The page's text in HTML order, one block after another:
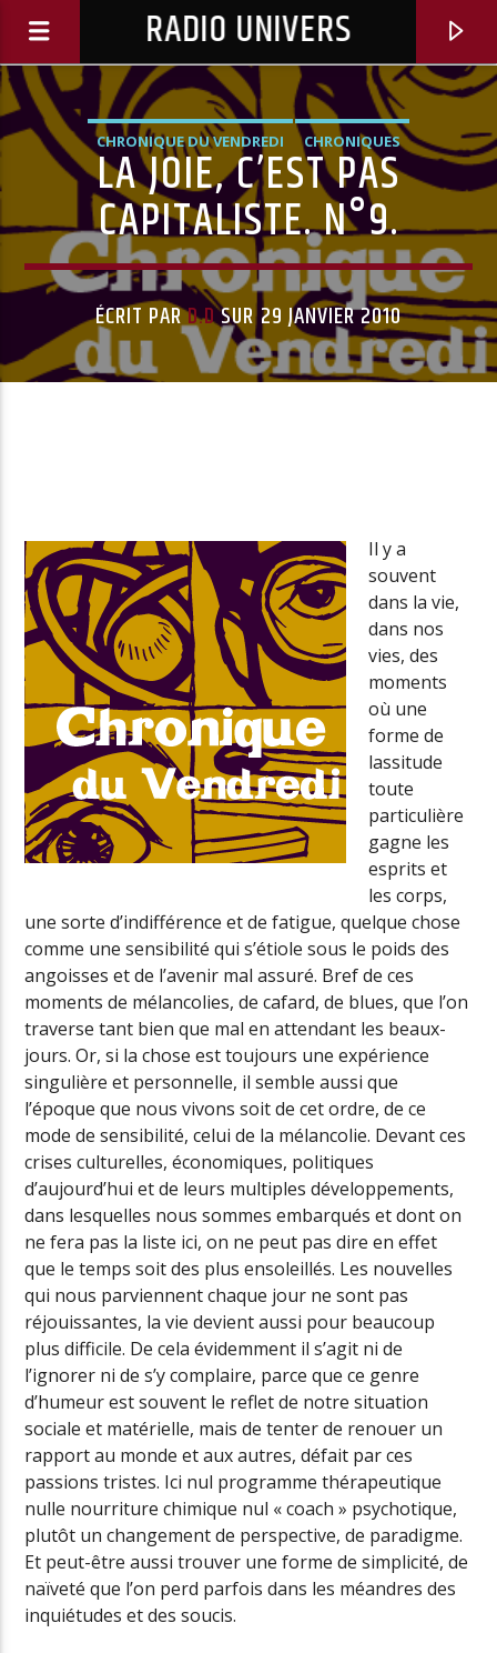
RADIO UNIVERS
Radio Univers
CHRONIQUE DU VENDREDI CHRONIQUES
LA JOIE, C’EST PAS
CAPITALISTE. N°9.
ÉCRIT PARD.DSUR 29 JANVIER 2010
Il y a
souvent
dans la vie,
dans nos
vies, des
moments
où une
forme de
lassitude
toute
particulière
gagne les
esprits et
les corps,
une sorte d’indifférence et de fatigue, quelque chose
comme une sensibilité qui s’étiole sous le poids des
angoisses et de l’avenir mal assuré. Bref de ces
moments de mélancolies, de cafard, de blues, que l’on
traverse tant bien que mal en attendant les beaux-
jours. Or, si la chose est toujours une expérience
singulière et personnelle, il semble aussi que
l’époque que nous vivons soit de cet ordre, de ce
mode de sensibilité, celui de la mélancolie. Devant ces
crises culturelles, économiques, politiques
d’aujourd’hui et de leurs multiples développements,
dans lesquelles nous sommes embarqués et dont on
ne fera pas la liste ici, on ne peut pas dire en effet
que le temps soit des plus ensoleillés. Les nouvelles
qui nous parviennent chaque jour ne sont pas
réjouissantes, la vie devient aussi pour beaucoup
plus difficile. De cela évidemment il s’agit ni de
l’ignorer ni de s’y complaire, parce que ce genre
d’humeur est souvent le reflet de notre situation
sociale et matérielle, mais de tenter de renouer un
rapport au monde et aux autres, défait par ces
passions tristes. Ici nul programme thérapeutique
nulle nourriture chimique nul « coach » psychotique,
plutôt un changement de perspective, de paradigme.
Et peut-être aussi trouver une forme de simplicité, de
naïveté que l’on perd parfois dans les méandres des
inquiétudes et des soucis.